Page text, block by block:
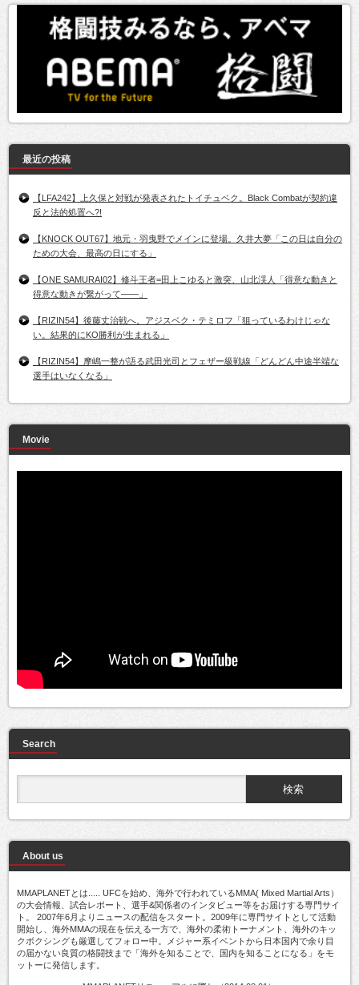
最近の投稿
【LFA242】上久保と対戦が発表されたトイチュベク。Black Combatが契約違
反と法的処置へ?!
【KNOCK OUT67】地元・羽曳野でメインに登場。久井大夢「この日は自分の
ための大会、最高の日にする」
【ONE SAMURAI02】修斗王者=田上こゆると激突、山北渓人「得意な動きと
得意な動きが繋がって――」
【RIZIN54】後藤丈治戦へ。アジスベク・テミロフ「狙っているわけじゃな
い。結果的にKO勝利が生まれる」
【RIZIN54】摩嶋一整が語る武田光司とフェザー級戦線「どんどん中途半端な
選手はいなくなる」
Movie
Search
About us
MMAPLANETとは..... UFCを始め、海外で行われているMMA( Mixed Martial Arts）
の大会情報、試合レポート、選手&関係者のインタビュー等をお届けする専門サイ
ト。 2007年6月よりニュースの配信をスタート。2009年に専門サイトとして活動
開始し、海外MMAの現在を伝える一方で、海外の柔術トーナメント、海外のキッ
クボクシングも厳選してフォロー中。メジャー系イベントから日本国内で余り目
の届かない良質の格闘技まで「海外を知ることで、国内を知ることになる」をモ
ットーに発信します。